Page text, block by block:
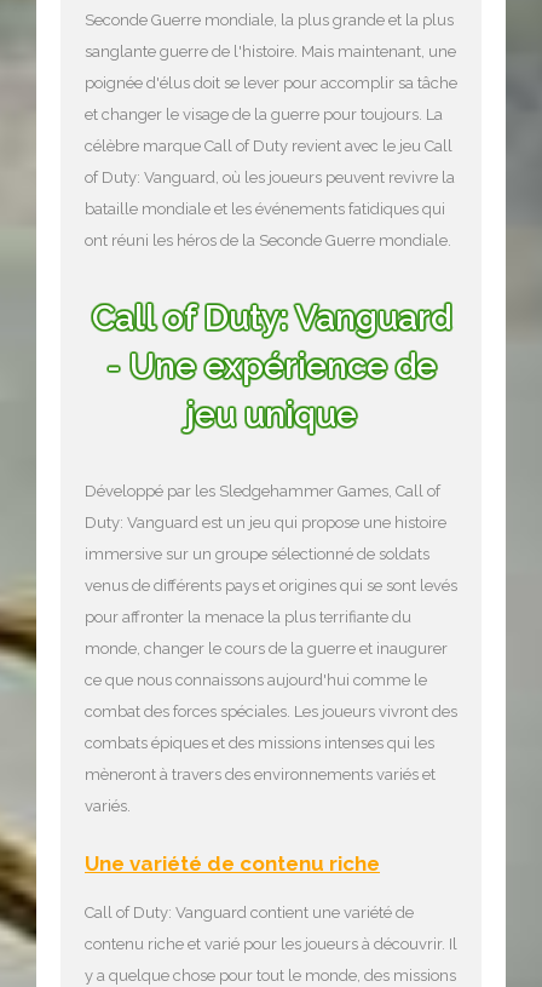
Seconde Guerre mondiale, la plus grande et la plus
sanglante guerre de l'histoire. Mais maintenant, une
poignée d'élus doit se lever pour accomplir sa tâche
et changer le visage de la guerre pour toujours. La
célèbre marque Call of Duty revient avec le jeu Call
of Duty: Vanguard, où les joueurs peuvent revivre la
bataille mondiale et les événements fatidiques qui
ont réuni les héros de la Seconde Guerre mondiale.
Call of Duty: Vanguard
- Une expérience de
jeu unique
Développé par les Sledgehammer Games, Call of
Duty: Vanguard est un jeu qui propose une histoire
immersive sur un groupe sélectionné de soldats
venus de différents pays et origines qui se sont levés
pour affronter la menace la plus terrifiante du
monde, changer le cours de la guerre et inaugurer
ce que nous connaissons aujourd'hui comme le
combat des forces spéciales. Les joueurs vivront des
combats épiques et des missions intenses qui les
mèneront à travers des environnements variés et
variés.
Une variété de contenu riche
Call of Duty: Vanguard contient une variété de
contenu riche et varié pour les joueurs à découvrir. Il
y a quelque chose pour tout le monde, des missions